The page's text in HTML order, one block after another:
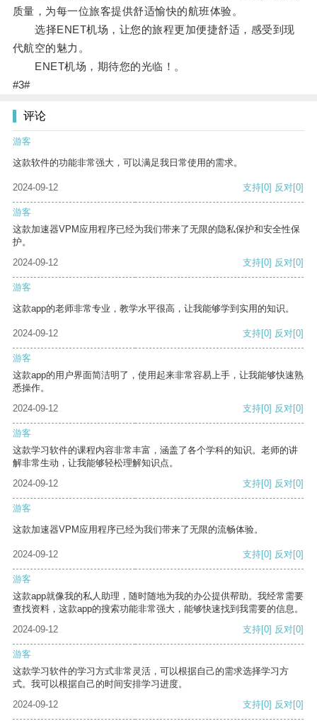
质量，为每一位旅客提供舒适愉快的航班体验。
选择ENET机场，让您的旅程更加便捷舒适，感受到现
代航空的魅力。
ENET机场，期待您的光临！。
#3#
评论
游客
这款软件的功能非常强大，可以满足我日常使用的需求。
2024-09-12 支持[0] 反对[0]
游客
这款加速器VPM应用程序已经为我们带来了无限的隐私保护和安全性保
护。
2024-09-12
支持[0] 反对[0]
游客
这款app的老师非常专业，教学水平很高，让我能够学到实用的知识。
2024-09-12 支持[0] 反对[0]
游客
这款app的用户界面简洁明了，使用起来非常容易上手，让我能够快速熟
悉操作。
2024-09-12
支持[0] 反对[0]
游客
这款学习软件的课程内容非常丰富，涵盖了各个学科的知识。老师的讲
解非常生动，让我能够轻松理解知识点。
2024-09-12
支持[0] 反对[0]
游客
这款加速器VPM应用程序已经为我们带来了无限的流畅体验。
2024-09-12 支持[0] 反对[0]
游客
这款app就像我的私人助理，随时随地为我的办公提供帮助。我经常需要
查找资料，这款app的搜索功能非常强大，能够快速找到我需要的信息。
2024-09-12
支持[0] 反对[0]
游客
这款学习软件的学习方式非常灵活，可以根据自己的需求选择学习方
式。我可以根据自己的时间安排学习进度。
2024-09-12
支持[0] 反对[0]